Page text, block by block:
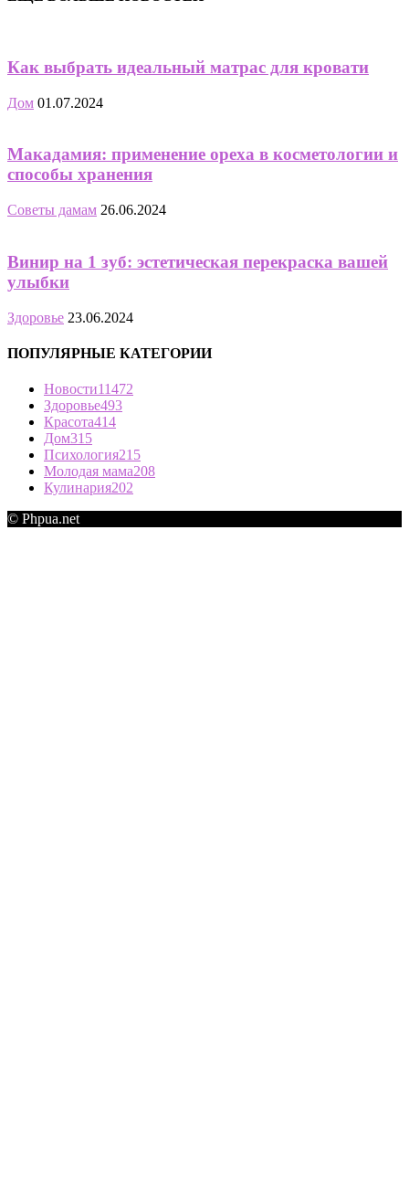
Как выбрать идеальный матрас для кровати
Дом 01.07.2024
Макадамия: применение ореха в косметологии и
способы хранения
Советы дамам 26.06.2024
Винир на 1 зуб: эстетическая перекраска вашей
улыбки
Здоровье 23.06.2024
ПОПУЛЯРНЫЕ КАТЕГОРИИ
Новости11472
Здоровье493
Красота414
Дом315
Психология215
Молодая мама208
Кулинария202
© Phpua.net